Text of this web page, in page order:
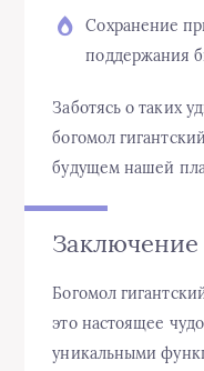
Сохранение
поддержания
Заботясь о таких
богомол
будущем нашей
Заключение
Богомол
это настоящее
уникальными